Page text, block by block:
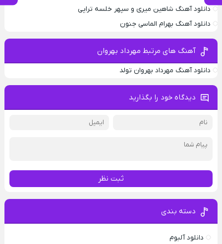
دانلود آهنگ شاهین میری و سپهر خلسه تراپی
دانلود آهنگ بهرام الماسی جنون
آهنگ های مرتبط مهرداد بهروان
دانلود آهنگ مهرداد بهروان تولد
دیدگاه خود را بگذارید
ثبت نظر
دسته بندی
دانلود آلبوم